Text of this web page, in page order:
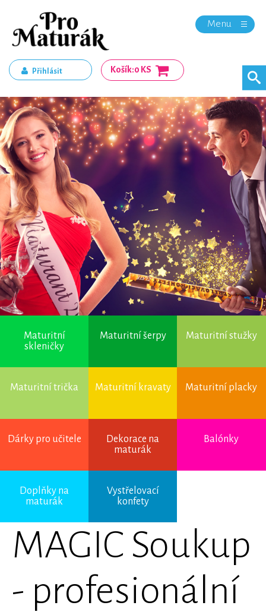
Menu
Přihlásit Košík:0 KS
Maturitní
skleničky
Maturitní šerpy Maturitní stužky
Maturitní trička Maturitní kravaty Maturitní placky
Dárky pro učitele
Dekorace na
maturák
Balónky
Doplňky na
maturák
Vystřelovací
konfety
MAGIC Soukup
- profesionální